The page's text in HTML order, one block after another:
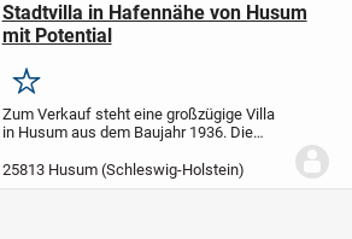
Stadtvilla in Hafennähe von Husum
mit Potential
Merken
Zum Verkauf steht eine großzügige Villa
in Husum aus dem Baujahr 1936. Die
Haus bietet mit ca. 200 m² Wohnfläche
und einem Grundstück von rund 809 m²
25813 Husum (Schleswig-Holstein)